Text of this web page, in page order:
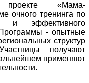
«Мама-
очного тренинга по
и эффективного
- опытные
структур
получают
применяют